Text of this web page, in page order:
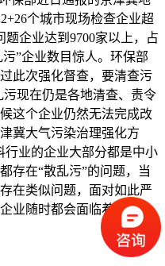
个城市现场检查企业超
题企业达到9700家以上，占
”企业数目惊人。环保部
此次强化督查，要清查污
污现在仍是各地清查、责令
这个企业仍然无法完成改
冀大气污染治理强化方
行业的企业大部分都是中小
存在“散乱污”的问题，当
在类似问题，面对如此严
业随时都会面临着关停、